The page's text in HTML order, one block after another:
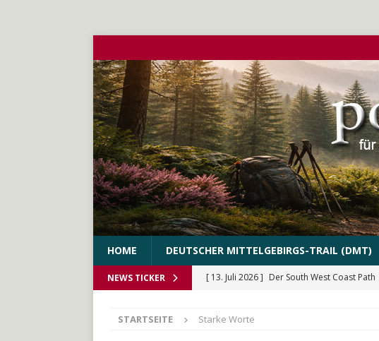
HOME DEUTSCHER MITTELGEBIRGS-TRAIL (DMT)
NEWS TICKER [ 13. Juli 2026 ] Der South West Coast Path
[ 27. Mai 2026 ]
STARTSEITE Starke Worte